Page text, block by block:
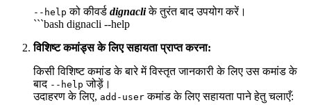
--help को कीवर्ड dignacliके तुरंत बाद उपयोग करें।
```bash dignacli --help
विशिष्ट कमांड्स के लिए सहायता प्राप्त करना:
किसी विशिष्ट कमांड के बारे में विस्तृत जानकारी के लिए उस कमांड के
बाद --help जोड़ें।
उदाहरण के लिए, add-user कमांड के लिए सहायता पाने हेतु चलाएँ: